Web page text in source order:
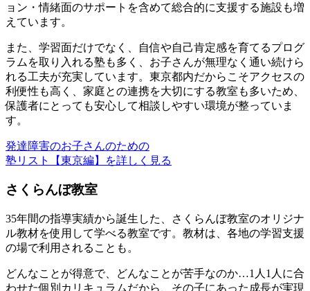
ョン・情緒面のサポートを含めて総合的に支援する施設も増
えています。
また、学習面だけでなく、自信や自己肯定感を育てるプログ
ラムを取り入れる塾も多く、お子さんが無理なく通い続けら
れる工夫が充実しています。東京都内だからこそアクセスの
利便性も高く、家庭との連携を大切にする教室も多いため、
保護者にとっても安心して相談しやすい環境が整っていま
す。
発達障害のお子さんのための
塾リスト【東京編】を詳しく見る
さくらんぼ教室
35年間の指導実績から誕生した、さくらんぼ教室のオリジナ
ル教材を使用して学べる教室です。教材は、各地の学習支援
の場で利用されることも。
どんなことが得意で、どんなことが苦手なのか…1人1人に合
わせた個別カリキュラムだから、その子にあった成長が実現